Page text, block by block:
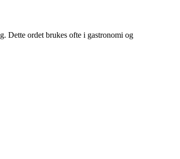
Dette ordet brukes ofte i gastronomi og